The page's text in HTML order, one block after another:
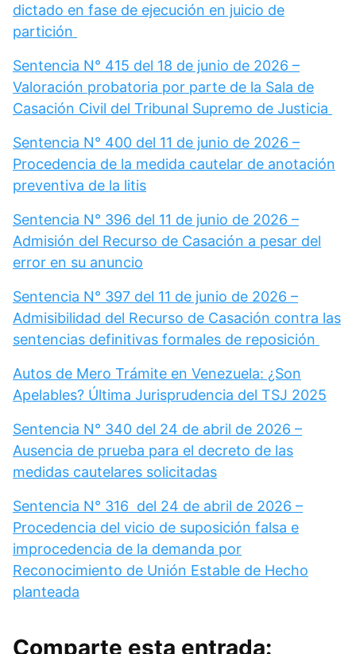
dictado en fase de ejecución en juicio de
partición
Sentencia N° 415 del 18 de junio de 2026 –
Valoración probatoria por parte de la Sala de
Casación Civil del Tribunal Supremo de Justicia
Sentencia N° 400 del 11 de junio de 2026 –
Procedencia de la medida cautelar de anotación
preventiva de la litis
Sentencia N° 396 del 11 de junio de 2026 –
Admisión del Recurso de Casación a pesar del
error en su anuncio
Sentencia N° 397 del 11 de junio de 2026 –
Admisibilidad del Recurso de Casación contra las
sentencias definitivas formales de reposición
Autos de Mero Trámite en Venezuela: ¿Son
Apelables? Última Jurisprudencia del TSJ 2025
Sentencia N° 340 del 24 de abril de 2026 –
Ausencia de prueba para el decreto de las
medidas cautelares solicitadas
Sentencia N° 316 del 24 de abril de 2026 –
Procedencia del vicio de suposición falsa e
improcedencia de la demanda por
Reconocimiento de Unión Estable de Hecho
planteada
Comparte esta entrada: